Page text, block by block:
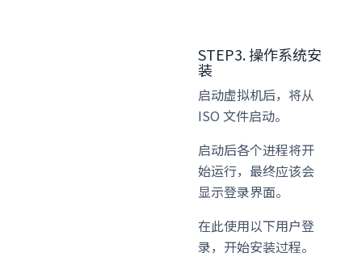
STEP3. 操作系统安
装
启动虚拟机后，将从
ISO 文件启动。
启动后各个进程将开
始运行，最终应该会
显示登录界面。
在此使用以下用户登
录，开始安装过程。